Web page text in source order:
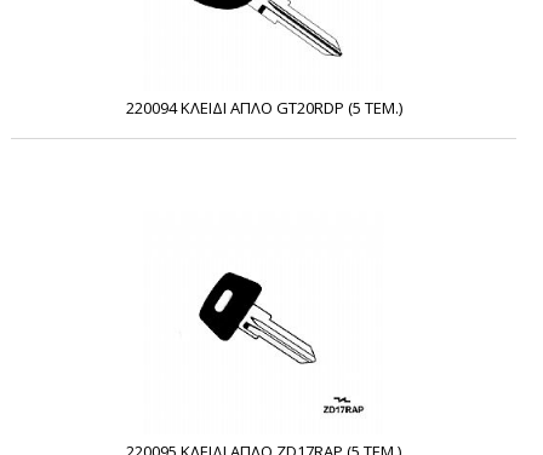
220094 ΚΛΕΙΔΙ ΑΠΛΟ GT20RDP (5 ΤΕΜ.)